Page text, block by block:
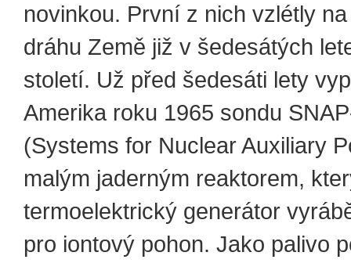
novinkou. První z nich vzlétly
dráhu Země již v šedesátých
století. Už před šedesáti lety
Amerika roku 1965 sondu
(Systems for Nuclear Auxiliary
malým jaderným reaktorem,
termoelektrický generátor
pro iontový pohon. Jako palivo